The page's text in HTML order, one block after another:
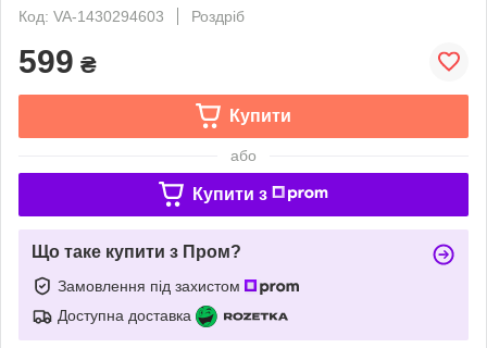
Код: VA-1430294603
Роздріб
599 ₴
Купити
або
Купити з
Що таке купити з Пром?
Замовлення під захистом
Доступна доставка